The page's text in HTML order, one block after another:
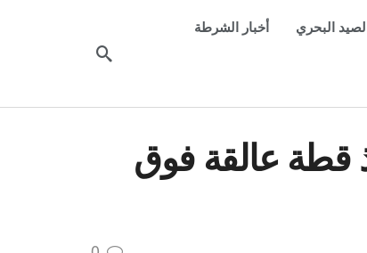
البحري أخبار الشرطة
قطة عالقة فوق